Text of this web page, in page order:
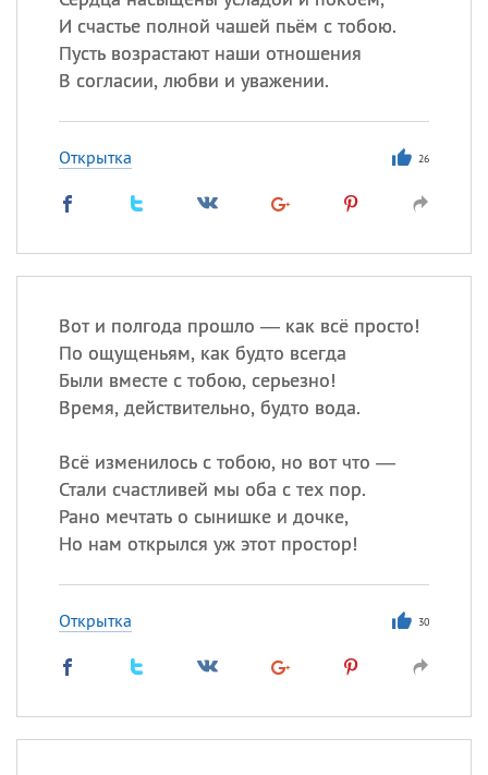
И счастье полной чашей пьём с тобою.
Пусть возрастают наши отношения
В согласии, любви и уважении.
Открытка 26
Вот и полгода прошло — как всё просто!
По ощущеньям, как будто всегда
Были вместе с тобою, серьезно!
Время, действительно, будто вода.
Всё изменилось с тобою, но вот что —
Стали счастливей мы оба с тех пор.
Рано мечтать о сынишке и дочке,
Но нам открылся уж этот простор!
Открытка 30